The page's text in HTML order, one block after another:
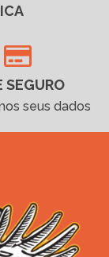
SEGURO
seus dados